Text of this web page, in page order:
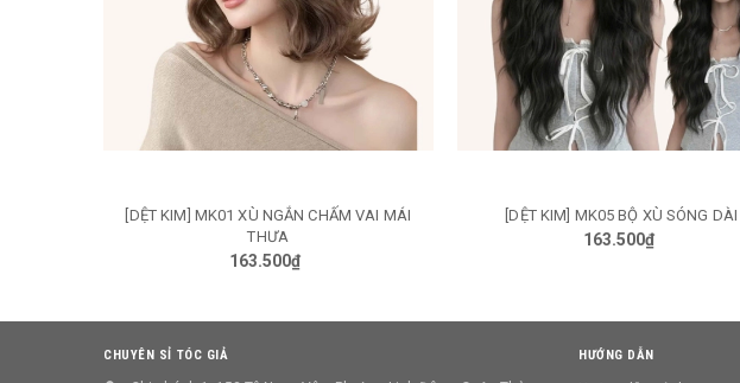
TÙY CHỌN
[DỆT KIM] MK01 XÙ NGẮN CHẤM VAI MÁI
THƯA
163.500₫
TÙY CHỌN
[DỆT KIM] MK05 BỘ XÙ SÓNG DÀI
163.500₫
CHUYÊN SỈ TÓC GIẢ HƯỚNG DẪN